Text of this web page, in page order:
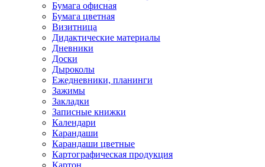
Бумага офисная
Бумага цветная
Визитница
Дидактические материалы
Дневники
Доски
Дыроколы
Ежедневники, планинги
Зажимы
Закладки
Записные книжки
Календари
Карандаши
Карандаши цветные
Картографическая продукция
Картон